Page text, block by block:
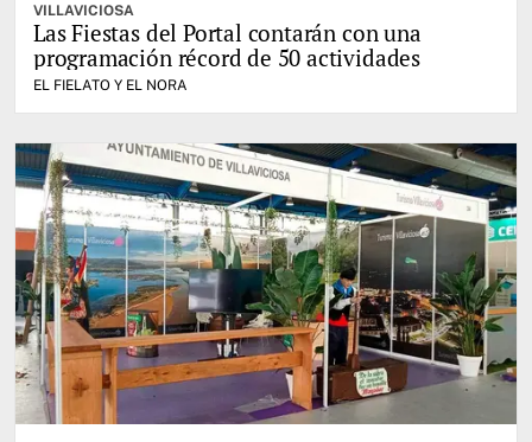
VILLAVICIOSA
Las Fiestas del Portal contarán con una
programación récord de 50 actividades
EL FIELATO Y EL NORA